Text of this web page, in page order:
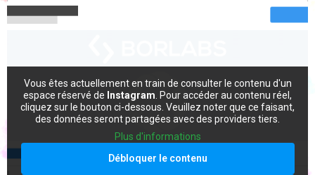
Vous êtes actuellement en train de consulter le contenu d'un
espace réservé de Instagram . Pour accéder au contenu réel,
cliquez sur le bouton ci-dessous. Veuillez noter que ce faisant,
des données seront partagées avec des providers tiers.
Plus d'informations
Débloquer le contenu